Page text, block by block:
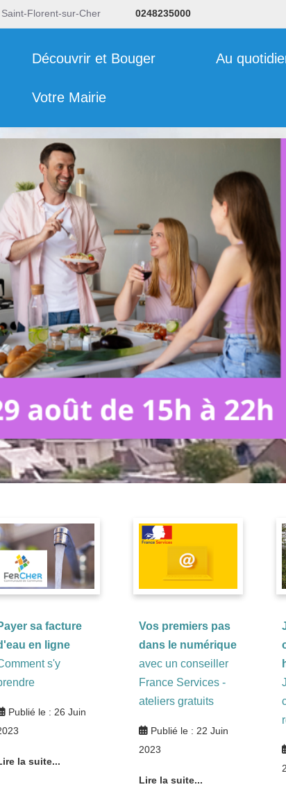
Florent-sur-Cher 0248235000
Découvrir et Bouger Au
Votre Mairie
sa facture
en ligne
s'y
Publié le : 26 Juin
la suite...
Vos premiers pas
dans le numérique
avec un conseiller
France Services -
ateliers gratuits
Publié le : 22 Juin
2023
Lire la suite...